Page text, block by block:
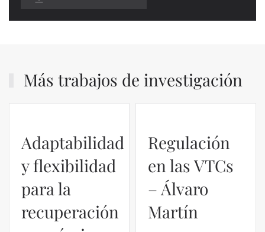
Más trabajos de investigación
Adaptabilidad
y flexibilidad
para la
recuperación
Regulación
en las VTCs
– Álvaro
Martín